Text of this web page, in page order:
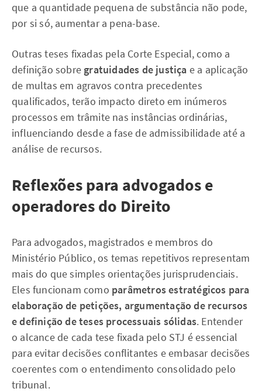
que a quantidade pequena de substância não pode,
por si só, aumentar a pena-base.
Outras teses fixadas pela Corte Especial, como a
definição sobre gratuidades de justiça e a aplicação
de multas em agravos contra precedentes
qualificados, terão impacto direto em inúmeros
processos em trâmite nas instâncias ordinárias,
influenciando desde a fase de admissibilidade até a
análise de recursos.
Reflexões para advogados e
operadores do Direito
Para advogados, magistrados e membros do
Ministério Público, os temas repetitivos representam
mais do que simples orientações jurisprudenciais.
Eles funcionam como parâmetros estratégicos para
elaboração de petições, argumentação de recursos
e definição de teses processuais sólidas. Entender
o alcance de cada tese fixada pelo STJ é essencial
para evitar decisões conflitantes e embasar decisões
coerentes com o entendimento consolidado pelo
tribunal.